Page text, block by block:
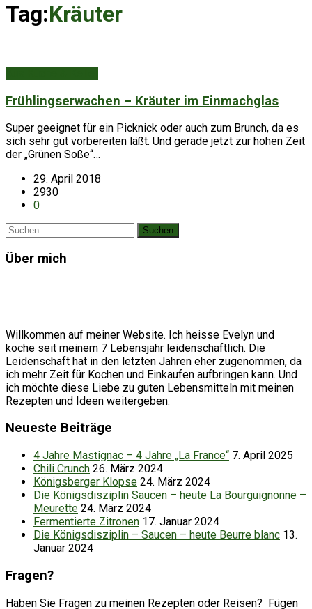
Tag:Kräuter
Frühlingserwachen – Kräuter im Einmachglas
Super geeignet für ein Picknick oder auch zum Brunch, da es
sich sehr gut vorbereiten läßt. Und gerade jetzt zur hohen Zeit
der „Grünen Soße“…
29. April 2018
2930
0
Suchen
Über mich
Willkommen auf meiner Website. Ich heisse Evelyn und
koche seit meinem 7 Lebensjahr leidenschaftlich. Die
Leidenschaft hat in den letzten Jahren eher zugenommen, da
ich mehr Zeit für Kochen und Einkaufen aufbringen kann. Und
ich möchte diese Liebe zu guten Lebensmitteln mit meinen
Rezepten und Ideen weitergeben.
Neueste Beiträge
4 Jahre Mastignac – 4 Jahre „La France“ 7. April 2025
Chili Crunch 26. März 2024
Königsberger Klopse 24. März 2024
Die Königsdisziplin Saucen – heute La Bourguignonne –
Meurette 24. März 2024
Fermentierte Zitronen 17. Januar 2024
Die Königsdisziplin – Saucen – heute Beurre blanc 13.
Januar 2024
Fragen?
Haben Sie Fragen zu meinen Rezepten oder Reisen? Fügen